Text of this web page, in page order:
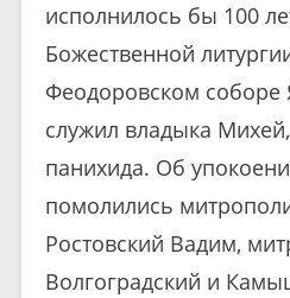
исполнилось бы 100
Божественной
Феодоровском соборе
служил владыка
панихида. Об
помолились
Ростовский Вадим,
Волгоградский и